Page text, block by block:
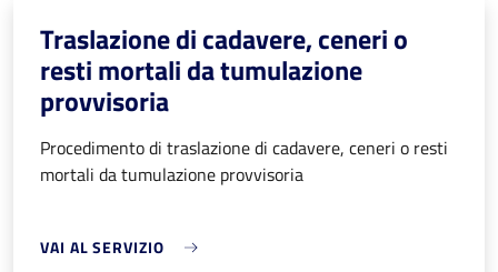
Traslazione di cadavere, ceneri o
resti mortali da tumulazione
provvisoria
Procedimento di traslazione di cadavere, ceneri o resti
mortali da tumulazione provvisoria
VAI AL SERVIZIO